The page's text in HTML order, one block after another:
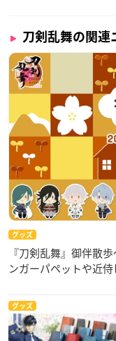
刀剣乱舞の関連
グッズ
『刀剣乱舞』御伴散
ンガーパペットや近
グッズ